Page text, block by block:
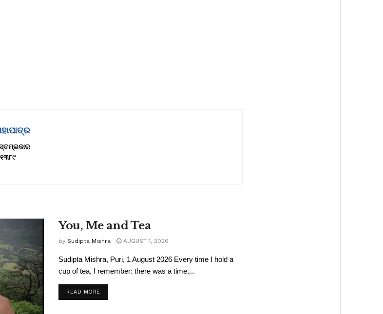
You, Me and Tea
by Sudipta Mishra AUGUST 1, 2026
Sudipta Mishra, Puri, 1 August 2026 Every time I hold a
cup of tea, I remember: there was a time,...
READ MORE